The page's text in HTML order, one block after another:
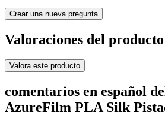
Crear una nueva pregunta
Valoraciones del producto
Valora este producto
comentarios en español
AzureFilm PLA Silk